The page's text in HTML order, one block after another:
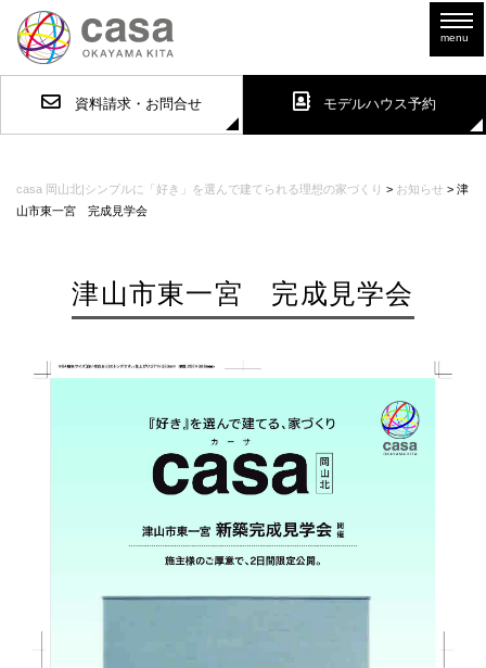
資料請求・お問合せ モデルハウス予約
casa 岡山北|シンプルに「好き」を選んで建てられる理想の家づくり > お知らせ > 津
山市東一宮 完成見学会
津山市東一宮 完成見学会